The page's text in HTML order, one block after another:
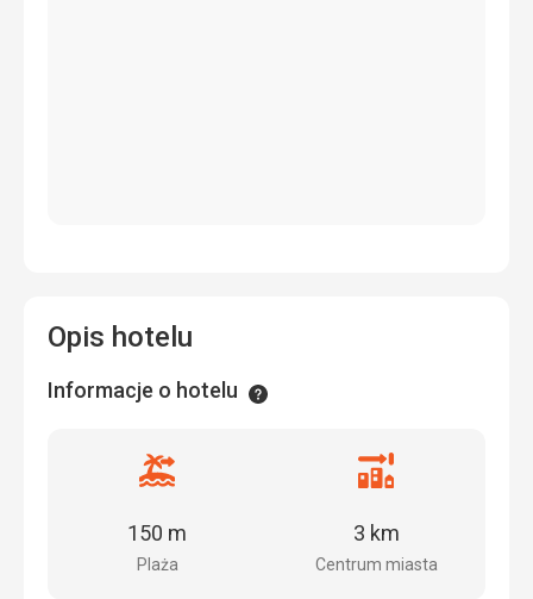
Opis hotelu
Informacje o hotelu Informacje
Odległość
plaży
Plaża
150 m
Odległość
centrum
Centrum miasta
3 km